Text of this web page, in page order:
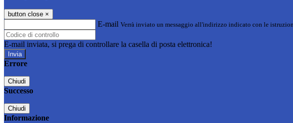
button close ×
E-mail Verrà inviato un messaggio all'indirizzo indicato con le
E-mail inviata, si prega di controllare la casella di posta elettronica!
Errore
Chiudi
Successo
Chiudi
Informazione